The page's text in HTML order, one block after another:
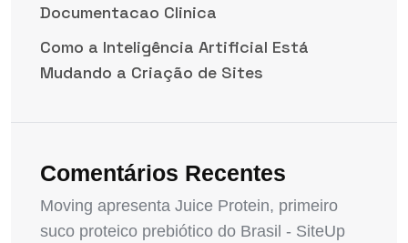
Documentacao Clinica
Como a Inteligência Artificial Está
Mudando a Criação de Sites
Comentários Recentes
Moving apresenta Juice Protein, primeiro
suco proteico prebiótico do Brasil - SiteUp